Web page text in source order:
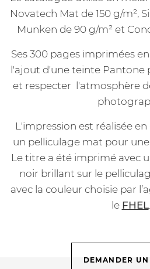
Novatech Mat de 150 g/m²,
Munken de 90 g/m² et
Ses 300 pages imprimées
l'ajout d'une teinte Pantone
et respecter l'atmosphère
L'impression est réalisée
un pelliculage mat pour
Le titre a été imprimé avec
noir brillant sur le
avec la couleur choisie par
le FHEL.
DEMANDER